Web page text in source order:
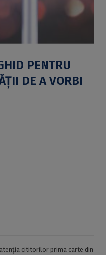
PENTRU
DE A VORBI
cititorilor prima carte din